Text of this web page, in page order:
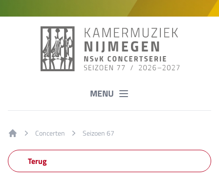
MENU
Concerten Seizoen 67
Terug